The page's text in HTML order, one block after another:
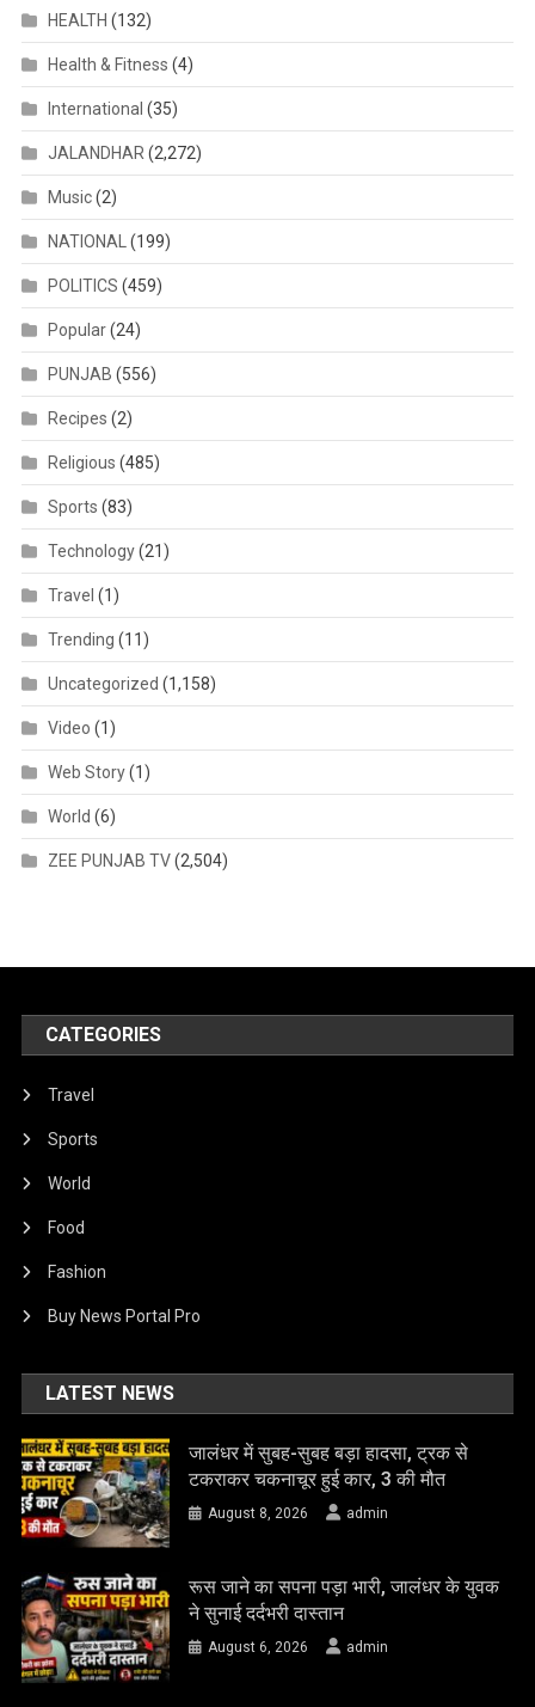
HEALTH (132)
Health & Fitness (4)
International (35)
JALANDHAR (2,272)
Music(2)
NATIONAL (199)
POLITICS (459)
Popular(24)
PUNJAB (556)
Recipes (2)
Religious (485)
Sports (83)
Technology(21)
Travel (1)
Trending (11)
Uncategorized (1,158)
Video (1)
Web Story(1)
World (6)
ZEE PUNJAB TV(2,504)
CATEGORIES
Travel
Sports
World
Food
Fashion
Buy News Portal Pro
LATEST NEWS
जालंधर में सुबह-सुबह बड़ा हादसा, ट्रक से
टकराकर चकनाचूर हुई कार, 3 की मौत
August 8, 2026 admin
रूस जाने का सपना पड़ा भारी, जालंधर के युवक
ने सुनाई दर्दभरी दास्तान
August 6, 2026 admin